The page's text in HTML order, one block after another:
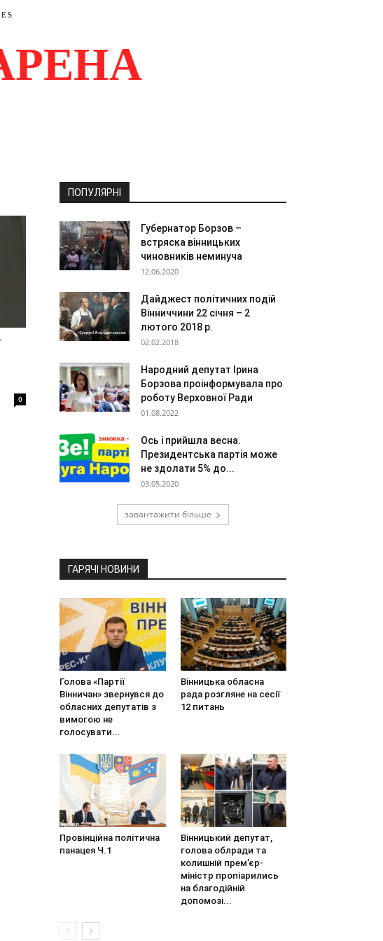
0
ПОПУЛЯРНІ
Губернатор Борзов –
встряска вінницьких
чиновників неминуча
12.06.2020
Дайджест політичних подій
Вінниччини 22 січня – 2
лютого 2018 р.
02.02.2018
Народний депутат Ірина
Борзова проінформувала про
роботу Верховної Ради
01.08.2022
Ось і прийшла весна.
Президентська партія може
не здолати 5% до...
03.05.2020
завантажити більше
ГАРЯЧІ НОВИНИ
Голова «Партії
Вінничан» звернувся до
обласних депутатів з
вимогою не
голосувати...
Вінницька обласна
рада розгляне на сесії
12 питань
Провінційна політична
панацея Ч.1
Вінницький депутат,
голова облради та
колишній прем’єр-
міністр пропіарились
на благодійній
допомозі...